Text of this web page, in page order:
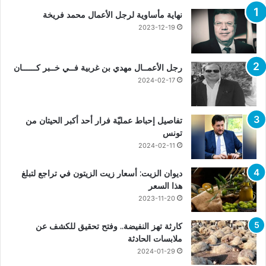
نهاية مأساوية لرجل الأعمال محمد فريخة
2023-12-19
رجل الأعمــال مهدي بن غربية فــي خــبر كــــــان
2024-02-17
تفاصيل إحباط عمليّة فرار أحد أكبر الحيتان من
تونس
2024-02-11
ديوان الزيت: أسعار زيت الزيتون في تراجع لتبلغ
هذا السعر
2023-11-20
كارثة تهز النفيضة.. وفتح تحقيق للكشف عن
ملابسات الحادثة
2024-01-29